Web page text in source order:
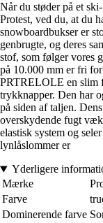
Når du støder på et
Protest, ved du, at du
snowboardbukser er
genbrugte, og deres
stof, som følger vores
på 10.000 mm er fri
PRTRELOLE en slim
trykknapper. Den har
på siden af taljen.
overskydende fugt
elastisk system og
lynlåslommer er
Yderligere
Mærke
Farve
Dominerende farve